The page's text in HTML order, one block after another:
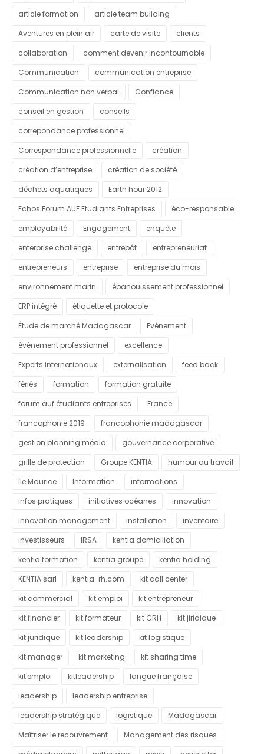
article formation
article team building
Aventures en plein air
carte de visite
clients
collaboration
comment devenir incontournable
Communication
communication entreprise
Communication non verbal
Confiance
conseil en gestion
conseils
correpondance professionnel
Correspondance professionnelle
création
création d’entreprise
création de société
déchets aquatiques
Earth hour 2012
Echos Forum AUF Etudiants Entreprises
éco-responsable
employabilité
Engagement
enquête
enterprise challenge
entrepôt
entrepreneuriat
entrepreneurs
entreprise
entreprise du mois
environnement marin
épanouissement professionnel
ERP intégré
étiquette et protocole
Étude de marché Madagascar
Evènement
événement professionnel
excellence
Experts internationaux
externalisation
feed back
fériés
formation
formation gratuite
forum auf étudiants entreprises
France
francophonie 2019
francophonie madagascar
gestion planning média
gouvernance corporative
grille de protection
Groupe KENTIA
humour au travail
île Maurice
Information
informations
infos pratiques
initiatives océanes
innovation
innovation management
installation
inventaire
investisseurs
IRSA
kentia domiciliation
kentia formation
kentia groupe
kentia holding
KENTIA sarl
kentia-rh.com
kit call center
kit commercial
kit emploi
kit entrepreneur
kit financier
kit formateur kit GRH
kit jiridique
kit juridique
kit leadership
kit logistique
kit manager
kit marketing
kit sharing time
kit'emploi
kitleadership
langue française
leadership
leadership entreprise
leadership stratégique
logistique
Madagascar
Maîtriser le recouvrement
Management des risques